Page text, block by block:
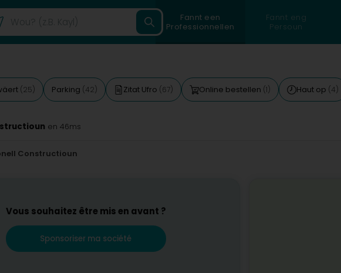
Fannt een
Professionnellen
Fannt eng
Persoun
(25) Parking (42) Zitat Ufro (67) Online bestellen (1) Haut op (4)
en 46ms
Constructioun
Vous souhaitez être mis en avant ?
Sponsoriser ma société